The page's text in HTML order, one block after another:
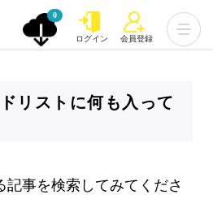
0
ログイン 会員登録
リストに何も入って
記事を検索してみてくださ